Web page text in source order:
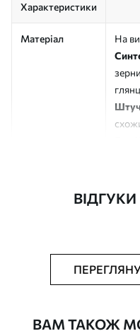
Характеристики
Матеріал
На
Додатково
ВАМ ТАКОЖ